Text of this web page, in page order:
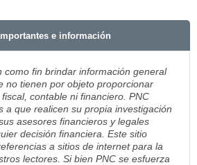
e información
como fin brindar información general
no tienen por objeto proporcionar
contable ni financiero. PNC
a que realicen su propia investigación
asesores financieros y legales
decisión financiera. Este sitio
a sitios de internet para la
lectores. Si bien PNC se esfuerza